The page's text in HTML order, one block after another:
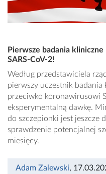
Pierwsze badania
SARS-CoV-2!
Według przedstawiciela
pierwszy uczestnik badania
przeciwko koronawirusowi
eksperymentalną dawkę.
do szczepionki jest jeszcze
sprawdzenie potencjalnej
miesięcy.
Adam Zalewski,